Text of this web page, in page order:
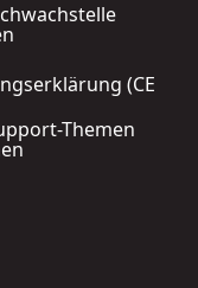
(CE
Themen